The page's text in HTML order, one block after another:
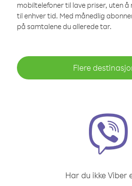
mobiltelefoner til lave priser, uten
til enhver tid. Med månedlig
på samtalene du allerede tar.
Flere
Har du ikke Viber